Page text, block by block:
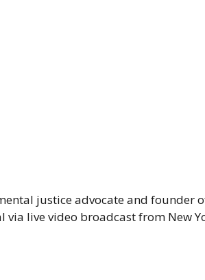
justice advocate and founder
live video broadcast from New